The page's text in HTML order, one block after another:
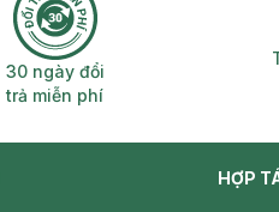
30 ngày đổi trả miễn phí
30 ngày đổi
trả miễn phí
HỢP